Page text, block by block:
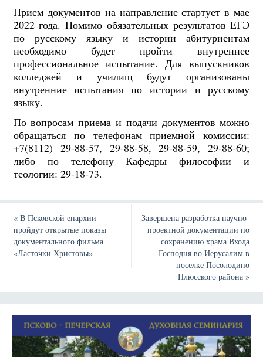
Прием документов на направление стартует в мае
2022 года. Помимо обязательных результатов ЕГЭ
по русскому языку и истории абитуриентам
необходимо будет пройти внутреннее
профессиональное испытание. Для выпускников
колледжей и училищ будут организованы
внутренние испытания по истории и русскому
языку.
По вопросам приема и подачи документов можно
обращаться по телефонам приемной комиссии:
+7(8112) 29-88-57, 29-88-58, 29-88-59, 29-88-60;
либо по телефону Кафедры философии и
теологии: 29-18-73.
«В Псковской епархии
пройдут открытые показы
документального фильма
«Ласточки Христовы»
Завершена разработка научно-
проектной документации по
сохранению храма Входа
Господня во Иерусалим в
поселке Посолодино
Плюсского района»